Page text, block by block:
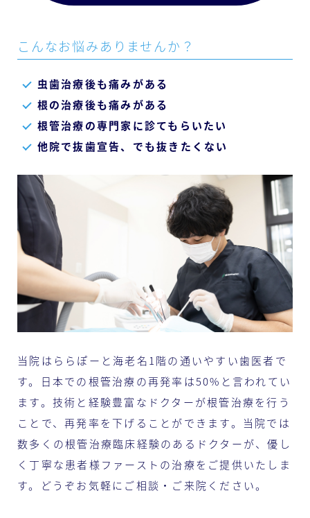
こんなお悩みありませんか？
虫歯治療後も痛みがある
根の治療後も痛みがある
根管治療の専門家に診てもらいたい
他院で抜歯宣告、でも抜きたくない
当院はららぽーと海老名1階の通いやすい歯医者で
す。日本での根管治療の再発率は50%と言われてい
ます。技術と経験豊富なドクターが根管治療を行う
ことで、再発率を下げることができます。当院では
数多くの根管治療臨床経験のあるドクターが、優し
く丁寧な患者様ファーストの治療をご提供いたしま
す。どうぞお気軽にご相談・ご来院ください。